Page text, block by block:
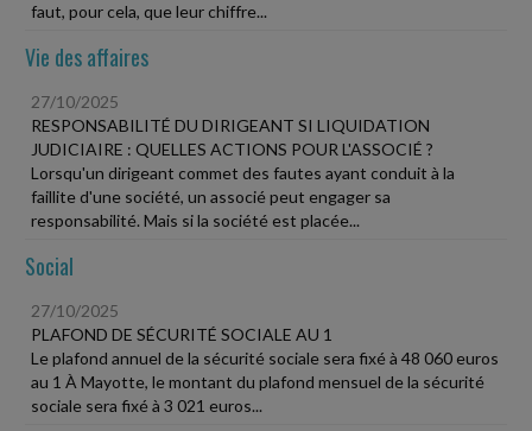
faut, pour cela, que leur chiffre...
Vie des affaires
27/10/2025
RESPONSABILITÉ DU DIRIGEANT SI LIQUIDATION
JUDICIAIRE : QUELLES ACTIONS POUR L'ASSOCIÉ ?
Lorsqu'un dirigeant commet des fautes ayant conduit à la
faillite d'une société, un associé peut engager sa
responsabilité. Mais si la société est placée...
Social
27/10/2025
PLAFOND DE SÉCURITÉ SOCIALE AU 1
Le plafond annuel de la sécurité sociale sera fixé à 48 060 euros
au 1 À Mayotte, le montant du plafond mensuel de la sécurité
sociale sera fixé à 3 021 euros...